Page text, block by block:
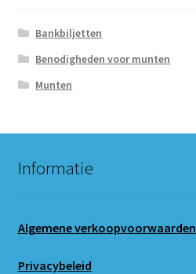
Bankbiljetten
Benodigheden voor munten
Munten
Informatie
Algemene verkoopvoorwaarden
Privacybeleid